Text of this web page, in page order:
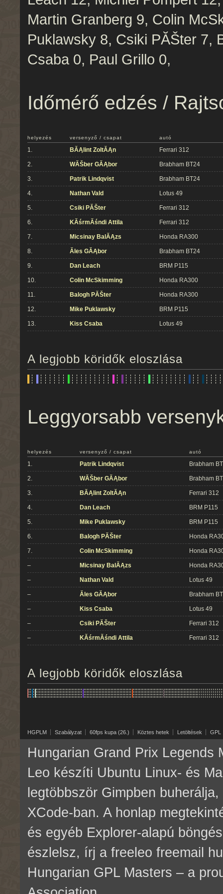
Martin Granberg 9, Colin
Puklawsky 8, Csiki PĂŠter 7,
Csaba 0, Paul Grillo 0,
Időmérő edzés /
helyezés versenyző / csapat autó
1. BĂĄlint ZoltĂĄn Ferrari 312
2. WĂŠber GĂĄbor Brabham BT24
3. Patrik Lindqvist Brabham BT24
4. Nathan Vald Lotus 49
5. Csiki PĂŠter Ferrari 312
6. KĂśrmĂśndi Attila Ferrari 312
7. Micsinay BalĂĄzs Honda RA300
8. Ăles GĂĄbor Brabham BT24
9. Dan Leach BRM P115
10. Colin McSkimming Honda RA300
11. Balogh PĂŠter Honda RA300
12. Mike Puklawsky BRM P115
13. Kiss Csaba Lotus 49
A legjobb köridők eloszlása
Leggyorsabb
helyezés versenyző / csapat autó
1. Patrik Lindqvist Brabham
2. WĂŠber GĂĄbor Brabham
3. BĂĄlint ZoltĂĄn Ferrari 312
4. Dan Leach BRM P115
5. Mike Puklawsky BRM P115
6. Balogh PĂŠter Honda
7. Colin McSkimming Honda
– Micsinay BalĂĄzs Honda
– Nathan Vald Lotus 49
– Ăles GĂĄbor Brabham
– Kiss Csaba Lotus 49
– Csiki PĂŠter Ferrari 312
– KĂśrmĂśndi Attila Ferrari 312
A legjobb köridők eloszlása
HGPLM Szabályzat 60fps kupa (26.) Köztes hetek Letöltések GPL
Hungarian Grand Prix Legends
Leo készíti Ubuntu Linux- és
legtöbbször Gimpben
XCode-ban. A honlap
és egyéb Explorer-alapú
észlelsz, írj a freeleo freemail
Hungarian GPL Masters – a